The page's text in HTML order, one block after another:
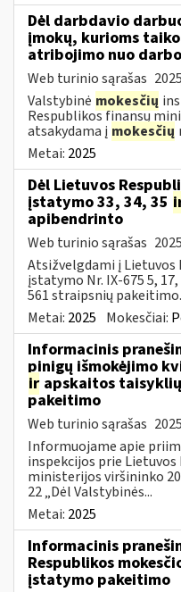
Dėl darbdavio
įmokų, kurioms
atribojimo nuo
Web turinio sąrašas
Valstybinė mokesčių
Respublikos finansų
atsakydama į mokesčių
Metai: 2025
Dėl Lietuvos
įstatymo 33, 34, 35
apibendrinto
Web turinio sąrašas
Atsižvelgdami į Lietuvos
įstatymo Nr. IX-675 5, 17,
561 straipsnių
Metai: 2025 Mokesčiai:
Informacinis
pinigų išmokėjimo
ir apskaitos
pakeitimo
Web turinio sąrašas
Informuojame apie
inspekcijos prie
ministerijos viršininko
22 „Dėl Valstybinės...
Metai: 2025
Informacinis
Respublikos
įstatymo pakeitimo